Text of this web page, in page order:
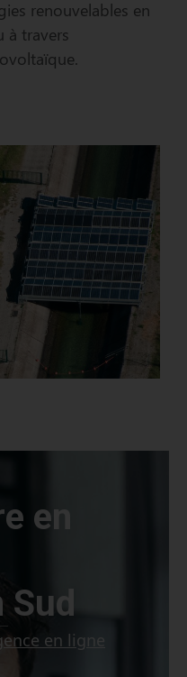
renouvelables en
à travers
en
en ligne